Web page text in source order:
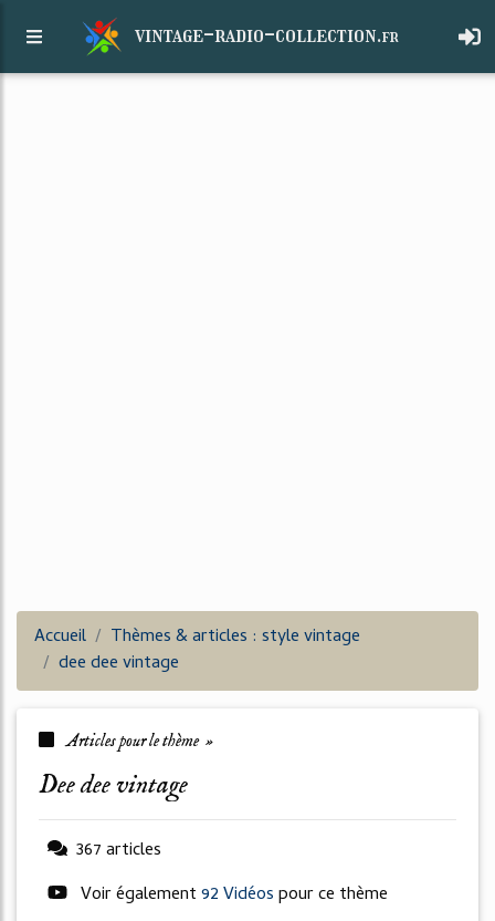
vintage-radio-collection.fr
Accueil
Thèmes & articles : style vintage
dee dee vintage
Articles pour le thème »
dee dee vintage
367 articles
Voir également92 Vidéospour ce thème